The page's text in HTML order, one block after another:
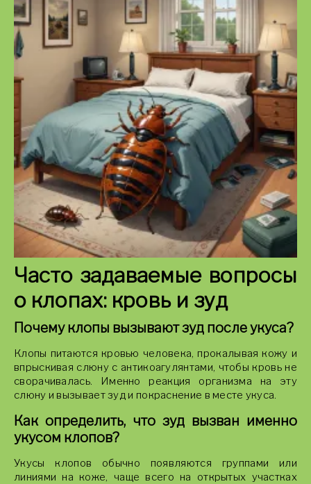
Часто задаваемые вопросы
о клопах: кровь и зуд
Почему клопы вызывают зуд после укуса?
Клопы питаются кровью человека, прокалывая кожу и
впрыскивая слюну с антикоагулянтами, чтобы кровь не
сворачивалась. Именно реакция организма на эту
слюну и вызывает зуд и покраснение в месте укуса.
Как определить, что зуд вызван именно
укусом клопов?
Укусы клопов обычно появляются группами или
линиями на коже, чаще всего на открытых участках